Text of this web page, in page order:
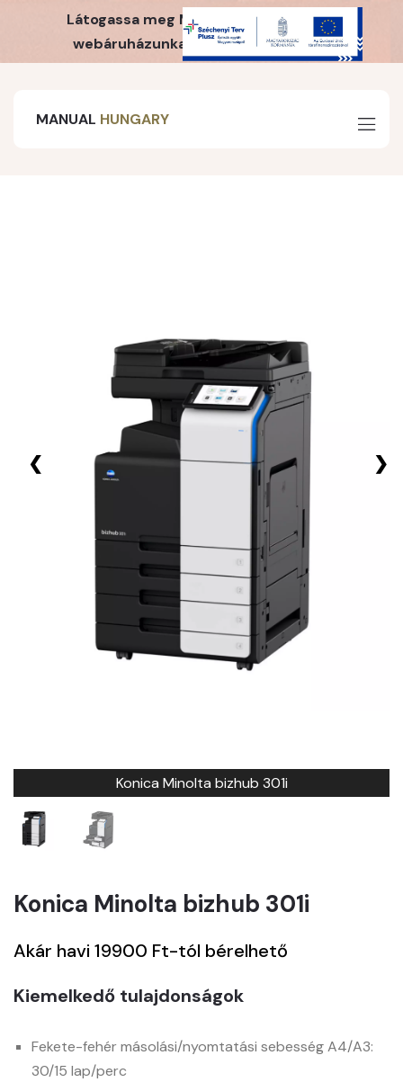
Látogassa meg MH Webshop irodaszer
webáruházunkat is! Kattintson ide!
MANUAL HUNGARY
❮ ❯
Konica Minolta bizhub 301i
Konica Minolta bizhub 301i
Akár havi 19900 Ft-tól bérelhető
Kiemelkedő tulajdonságok
Fekete-fehér másolási/nyomtatási sebesség A4/A3:
30/15 lap/perc